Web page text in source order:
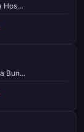
Hadiya Hosaena
Ethiopia Bunna